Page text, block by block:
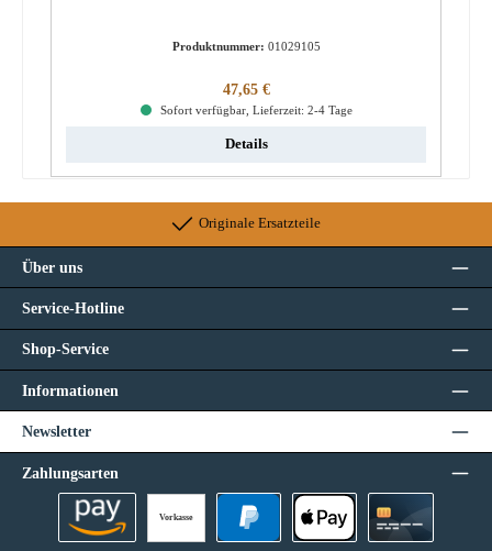
Produktnummer: 01029105
Regulärer Preis:
47,65 €
Sofort verfügbar, Lieferzeit: 2-4 Tage
Details
Originale Ersatzteile
Über uns
Service-Hotline
Shop-Service
Informationen
Newsletter
Zahlungsarten
Vorkasse